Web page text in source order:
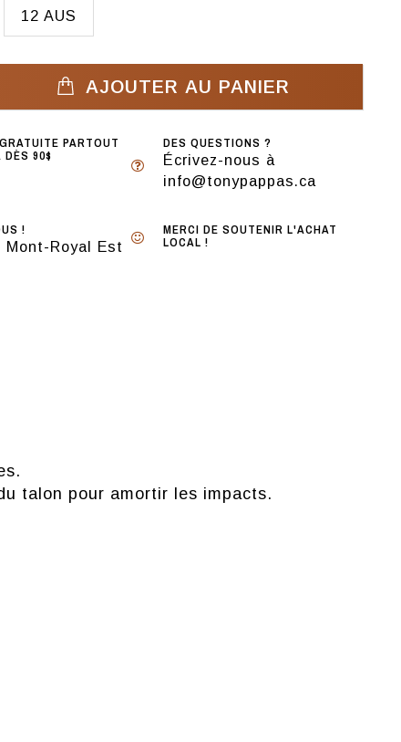
12 AUS
AJOUTER AU PANIER
PARTOUT
DÈS 90$
DES QUESTIONS ?
Écrivez-nous à
info@tonypappas.ca
!
Mont-Royal Est
MERCI DE SOUTENIR L'ACHAT
LOCAL !
talon pour amortir les impacts.